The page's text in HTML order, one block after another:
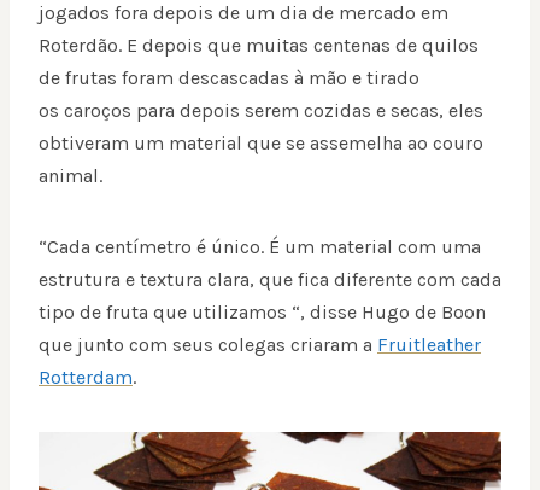
jogados fora depois de um dia de mercado em
Roterdão. E depois que muitas centenas de quilos
de frutas foram descascadas à mão e tirado
os caroços para depois serem cozidas e secas, eles
obtiveram um material que se assemelha ao couro
animal.
“Cada centímetro é único. É um material com uma
estrutura e textura clara, que fica diferente com cada
tipo de fruta que utilizamos “, disse Hugo de Boon
que junto com seus colegas criaram a Fruitleather
Rotterdam.